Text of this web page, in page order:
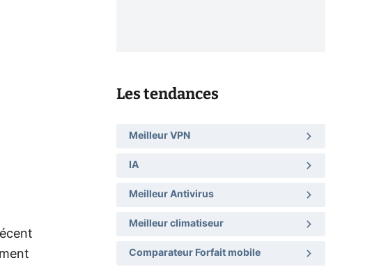
Les tendances
Meilleur VPN
IA
Meilleur Antivirus
Meilleur climatiseur
Comparateur Forfait mobile